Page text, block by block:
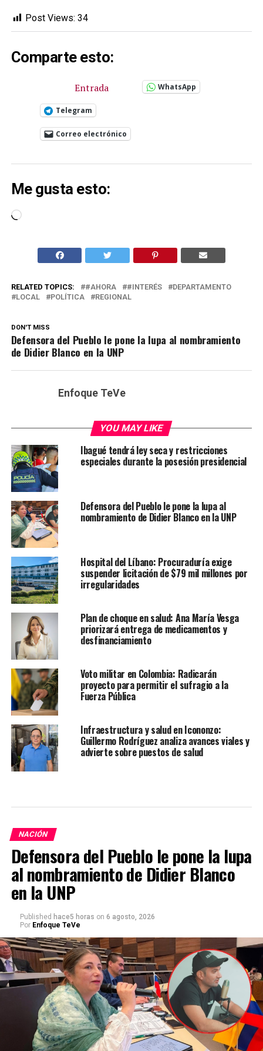
Post Views: 34
Comparte esto:
Entrada WhatsApp
Telegram
Correo electrónico
Me gusta esto:
Cargando...
RELATED TOPICS: #AHORA #INTERÉS
DEPARTAMENTO
LOCAL
POLÍTICA REGIONAL
DON'T MISS
Defensora del Pueblo le pone la lupa al nombramiento
de Didier Blanco en la UNP
Enfoque TeVe
YOU MAY LIKE
Ibagué tendrá ley seca y restricciones
especiales durante la posesión presidencial
Defensora del Pueblo le pone la lupa al
nombramiento de Didier Blanco en la UNP
Hospital del Líbano: Procuraduría exige
suspender licitación de $79 mil millones por
irregularidades
Plan de choque en salud: Ana María Vesga
priorizará entrega de medicamentos y
desfinanciamiento
Voto militar en Colombia: Radicarán
proyecto para permitir el sufragio a la
Fuerza Pública
Infraestructura y salud en Icononzo:
Guillermo Rodríguez analiza avances viales y
advierte sobre puestos de salud
NACIÓN
Defensora del Pueblo le pone la lupa
al nombramiento de Didier Blanco
en la UNP
Published hace5 horas on 6 agosto, 2026
Por Enfoque TeVe